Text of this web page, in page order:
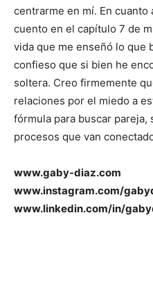
centrarme en mí. En cuanto
cuento en el capítulo 7 de
vida que me enseñó lo que
confieso que si bien he
soltera. Creo firmemente
relaciones por el miedo a
fórmula para buscar pareja,
procesos que van
www.gaby-diaz.com
www.instagram.com/
www.linkedin.com/in/